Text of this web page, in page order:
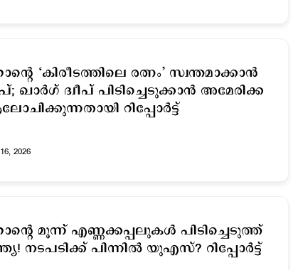
‘കിരീടത്തിലെ രത്നം’ സ്വന്തമാക്കാന്‍
ഖാര്‍ഗ് ദ്വീപ് പിടിച്ചെടുക്കാന്‍ അമേരിക്ക
റിപ്പോര്‍ട്ട്
2026
മൂന്ന് എണ്ണക്കപ്പലുകള്‍ പിടിച്ചെടുത്ത്
നടപടിക്ക് പിന്നില്‍ യുഎസ്? റിപ്പോര്‍ട്ട്